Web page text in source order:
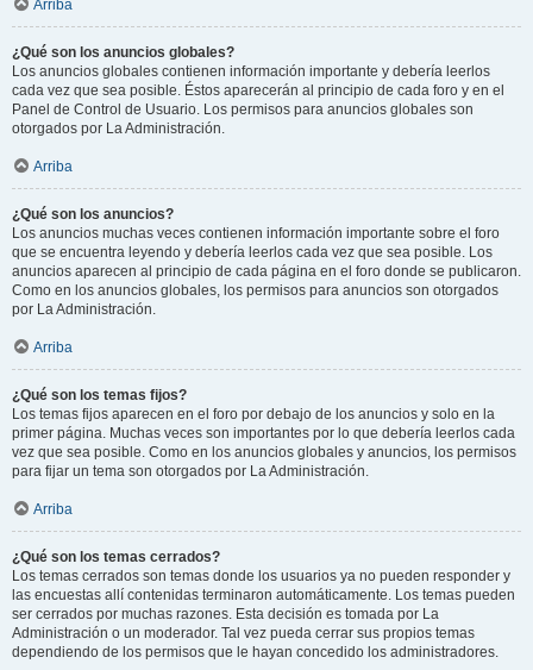
Arriba
¿Qué son los anuncios globales?
Los anuncios globales contienen información importante y debería leerlos
cada vez que sea posible. Éstos aparecerán al principio de cada foro y en el
Panel de Control de Usuario. Los permisos para anuncios globales son
otorgados por La Administración.
Arriba
¿Qué son los anuncios?
Los anuncios muchas veces contienen información importante sobre el foro
que se encuentra leyendo y debería leerlos cada vez que sea posible. Los
anuncios aparecen al principio de cada página en el foro donde se publicaron.
Como en los anuncios globales, los permisos para anuncios son otorgados
por La Administración.
Arriba
¿Qué son los temas fijos?
Los temas fijos aparecen en el foro por debajo de los anuncios y solo en la
primer página. Muchas veces son importantes por lo que debería leerlos cada
vez que sea posible. Como en los anuncios globales y anuncios, los permisos
para fijar un tema son otorgados por La Administración.
Arriba
¿Qué son los temas cerrados?
Los temas cerrados son temas donde los usuarios ya no pueden responder y
las encuestas allí contenidas terminaron automáticamente. Los temas pueden
ser cerrados por muchas razones. Esta decisión es tomada por La
Administración o un moderador. Tal vez pueda cerrar sus propios temas
dependiendo de los permisos que le hayan concedido los administradores.